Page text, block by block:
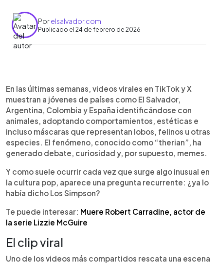
Porelsalvador.com
Publicado el 24 de febrero de 2026
► Escuchar artículo
La tendencia Therian ha tomado fuerza en TikTok
y otras redes sociales, donde adolescentes y
jóvenes comparten videos identificándose con
animales y adoptando conductas inspiradas en
ellos. En medio del debate digital, usuarios
comenzaron a viralizar escenas de Los Simpson,
asegurando que la serie “predijo” este fenómeno.
Un clip muestra a Homero y Flanders observando
a figuras humanoides con rasgos animales
reunidas en la selva, lo que desató
comparaciones y memes. Aunque la producción
nunca abordó directamente el movimiento therian,
su fama de anticipar hechos y tendencias vuelve a
colocarla en el centro de la conversación en
En las últimas semanas, videos virales en TikTok y X
muestran a jóvenes de países como El Salvador,
Argentina, Colombia y España identificándose con
animales, adoptando comportamientos, estéticas e
incluso máscaras que representan lobos, felinos u otras
especies. El fenómeno, conocido como “therian”, ha
generado debate, curiosidad y, por supuesto, memes.
Y como suele ocurrir cada vez que surge algo inusual en
la cultura pop, aparece una pregunta recurrente: ¿ya lo
había dicho Los Simpson?
Te puede interesar: Muere Robert Carradine, actor de
la serie Lizzie McGuire
El clip viral
Uno de los videos más compartidos rescata una escena